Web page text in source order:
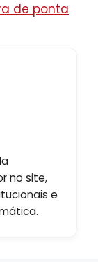
de ponta
no site,
e